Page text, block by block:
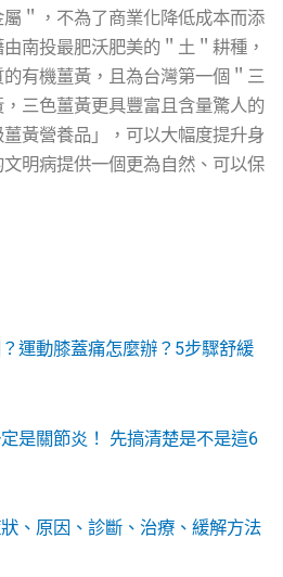
＂，不為了商業化降低成本而添
南投最肥沃肥美的＂土＂耕種，
有機薑黃，且為台灣第一個＂三
三色薑黃更具豐富且含量驚人的
黃營養品」，可以大幅度提升身
明病提供一個更為自然、可以保
運動膝蓋痛怎麼辦？5步驟舒緩
是關節炎！ 先搞清楚是不是這6
、原因、診斷、治療、緩解方法